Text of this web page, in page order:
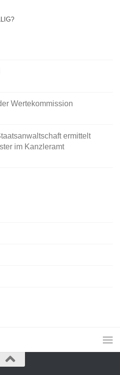
Wertekommission
ermittelt
im Kanzleramt